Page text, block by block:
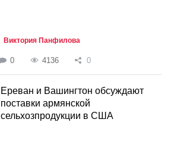
Виктория Панфилова
0 4136 0
Ереван и Вашингтон обсуждают
поставки армянской
сельхозпродукции в США